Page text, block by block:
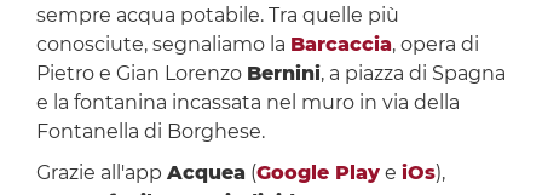
sempre acqua potabile. Tra quelle più
conosciute, segnaliamo la Barcaccia, opera di
Pietro e Gian Lorenzo Bernini, a piazza di Spagna
e la fontanina incassata nel muro in via della
Fontanella di Borghese.
Grazie all'app Acquea (Google Playe iOs),